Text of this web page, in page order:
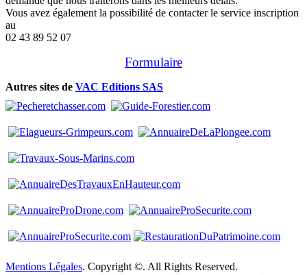
Vous avez également la possibilité de contacter le service inscription
au
02 43 89 52 07
Formulaire
Autres sites de VAC Editions SAS
Mentions Légales. Copyright ©. All Rights Reserved.